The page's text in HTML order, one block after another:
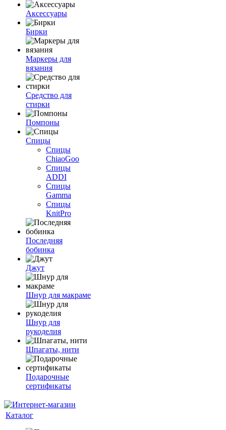
Аксессуары
Бирки
Маркеры для
вязания
Средство для
стирки
Помпоны
Спицы
Спицы
ChiaoGoo
Спицы
ADDI
Спицы
Gamma
Спицы
KnitPro
Последняя
бобинка
Джут
Шнур для макраме
Шнур для
рукоделия
Шпагаты, нити
Подарочные
сертификаты
Каталог